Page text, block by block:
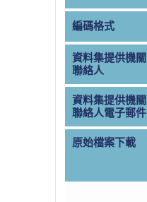
編碼格式
資料集提供機關
聯絡人
資料集提供機關
聯絡人電子郵件
原始檔案下載